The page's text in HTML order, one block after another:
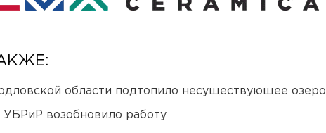
области подтопило несуществующее озеро
УБРиР возобновило работу